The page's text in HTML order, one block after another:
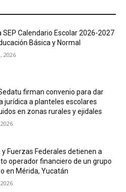
SEP Calendario Escolar 2026-2027
Básica y Normal
2026
firman convenio para dar
jurídica a planteles escolares
en zonas rurales y ejidales
y Fuerzas Federales detienen a
operador financiero de un grupo
en Mérida, Yucatán